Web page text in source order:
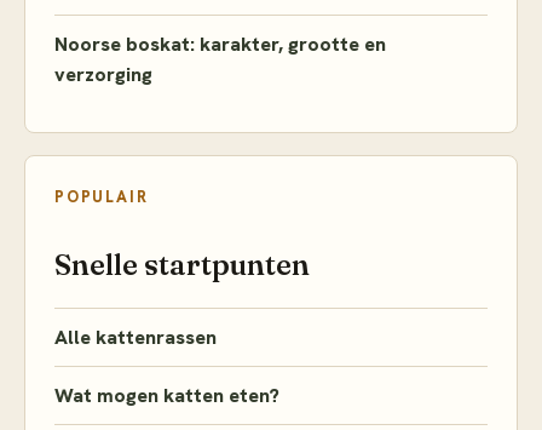
Noorse boskat: karakter, grootte en
verzorging
POPULAIR
Snelle startpunten
Alle kattenrassen
Wat mogen katten eten?